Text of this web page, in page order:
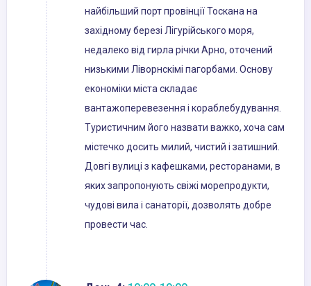
найбільший порт провінції Тоскана на
західному березі Лігурійського моря,
недалеко від гирла річки Арно, оточений
низькими Ліворнскімі пагорбами. Основу
економіки міста складає
вантажоперевезення і кораблебудування.
Туристичним його назвати важко, хоча сам
містечко досить милий, чистий і затишний.
Довгі вулиці з кафешками, ресторанами, в
яких запропонують свіжі морепродукти,
чудові вила і санаторії, дозволять добре
провести час.